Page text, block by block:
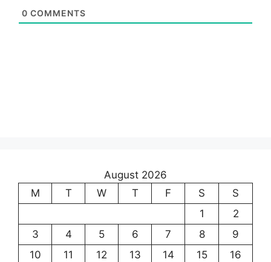
0 COMMENTS
August 2026
M
T W T F S
S
1
2
3
4 5 6 7 8
9
10
11 12 13 14 15
16